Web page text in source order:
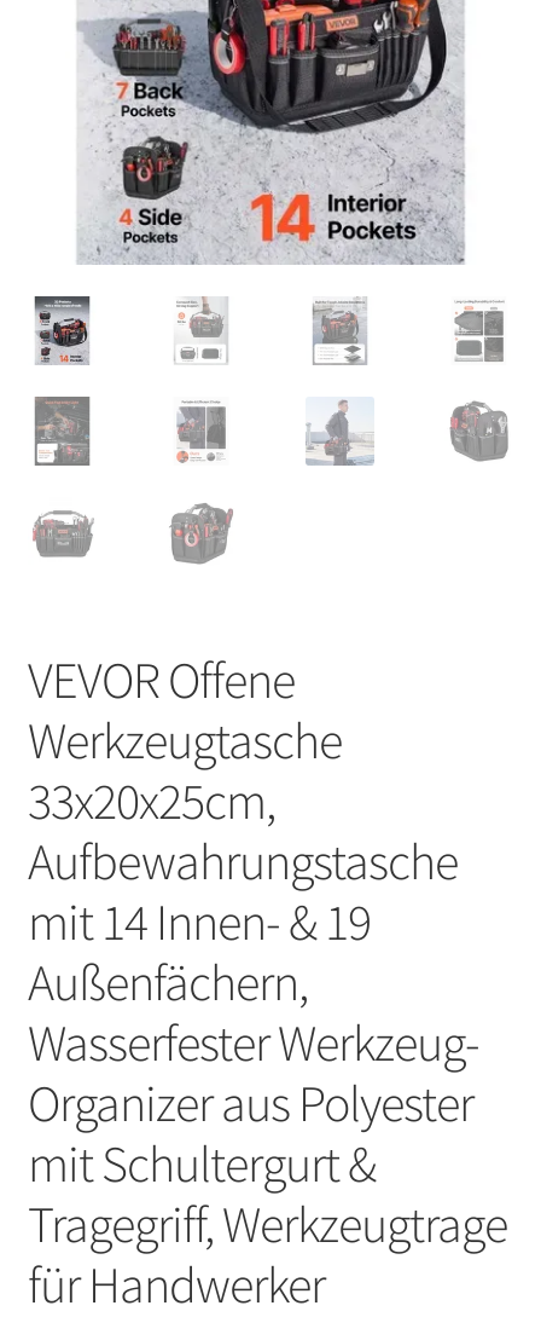
VEVOR Offene
Werkzeugtasche
33x20x25cm,
Aufbewahrungstasche
mit 14 Innen- & 19
Außenfächern,
Wasserfester Werkzeug-
Organizer aus Polyester
mit Schultergurt &
Tragegriff, Werkzeugtrage
für Handwerker